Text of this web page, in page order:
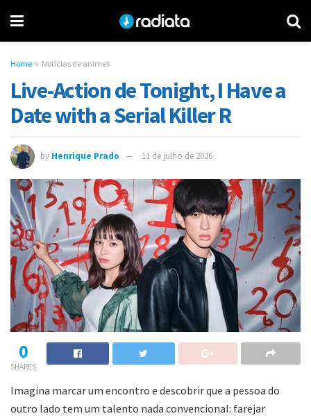
Home Notícias de animes
Live-Action de Tonight, I Have a
Date with a Serial Killer R
by Henrique Prado 11 de julho de 2026
0
SHARES
Imagina marcar um encontro e descobrir que a pessoa do
outro lado tem um talento nada convencional: farejar